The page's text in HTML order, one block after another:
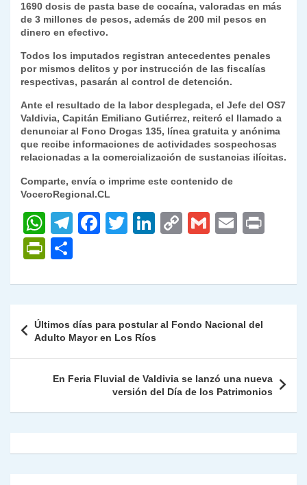
1690 dosis de pasta base de cocaína, valoradas en más
de 3 millones de pesos, además de 200 mil pesos en
dinero en efectivo.
Todos los imputados registran antecedentes penales
por mismos delitos y por instrucción de las fiscalías
respectivas, pasarán al control de detención.
Ante el resultado de la labor desplegada, el Jefe del OS7
Valdivia, Capitán Emiliano Gutiérrez, reiteró el llamado a
denunciar al Fono Drogas 135, línea gratuita y anónima
que recibe informaciones de actividades sospechosas
relacionadas a la comercialización de sustancias ilícitas.
Comparte, envía o imprime este contenido de
VoceroRegional.CL
W
h
at
s
p
p
T
gr
m
F
e
o
o
k
T
er
Li
e
n
C
y
n
k
G
l
E
l
P
nt
Fr
ie
n
dl
m
p
ar
tir
Navegación
de
entradas
Últimos días para postular al Fondo Nacional del
Adulto Mayor en Los Ríos
En Feria Fluvial de Valdivia se lanzó una nueva
versión del Día de los Patrimonios